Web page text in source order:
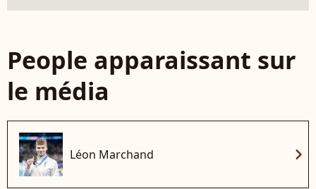
People apparaissant sur
le média
Léon Marchand chevron_right